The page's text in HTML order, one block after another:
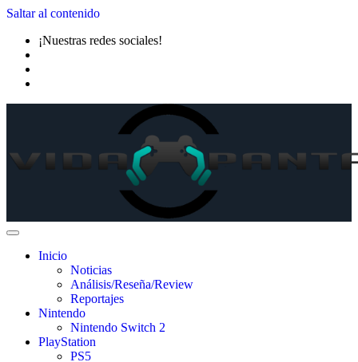
Saltar al contenido
¡Nuestras redes sociales!
Inicio
Noticias
Análisis/Reseña/Review
Reportajes
Nintendo
Nintendo Switch 2
PlayStation
PS5